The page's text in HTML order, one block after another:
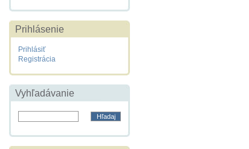
Prihlásenie
Prihlásiť
Registrácia
Vyhľadávanie